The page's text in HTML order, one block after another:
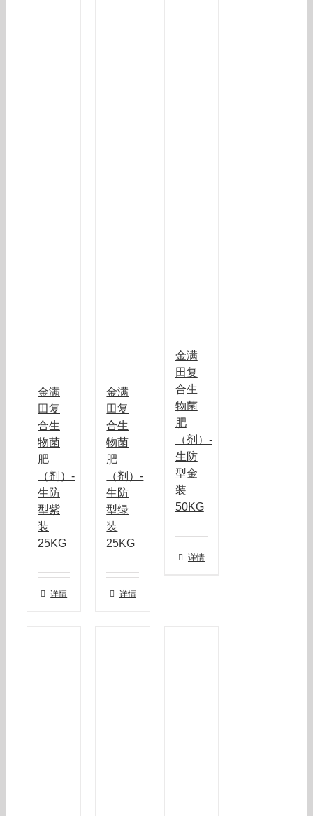
金满
田复
合生
物菌
肥
（剂）-
生防
型紫
装
25KG
详情
金满
田复
合生
物菌
肥
（剂）-
生防
型绿
装
25KG
详情
金满
田复
合生
物菌
肥
（剂）-
生防
型金
装
50KG
详情